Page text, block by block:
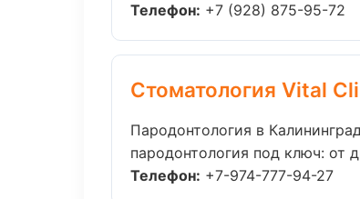
Телефон: +7 (928) 875-95-72
Стоматология Vital
Пародонтология в
пародонтология под ключ: от
Телефон: +7-974-777-94-27